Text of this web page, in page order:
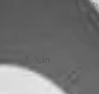
„Da gilt es, ganz
natürlich klasse, aber